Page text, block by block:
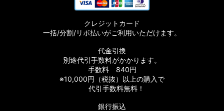
クレジットカード
一括/分割/リボ払いがご利用いただけます。
代金引換
別途代引手数料がかかります。
手数料 840円
※10,000円（税抜）以上の購入で
代引手数料無料！
銀行振込